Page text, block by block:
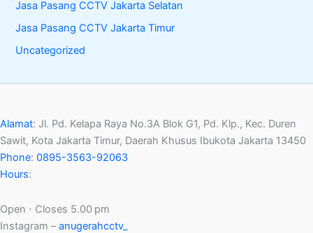
Jasa Pasang CCTV Jakarta Selatan
Jasa Pasang CCTV Jakarta Timur
Uncategorized
Alamat: Jl. Pd. Kelapa Raya No.3A Blok G1, Pd. Klp., Kec. Duren
Sawit, Kota Jakarta Timur, Daerah Khusus Ibukota Jakarta 13450
Phone: 0895-3563-92063
Hours:
Open ⋅ Closes 5.00 pm
Instagram –anugerahcctv_